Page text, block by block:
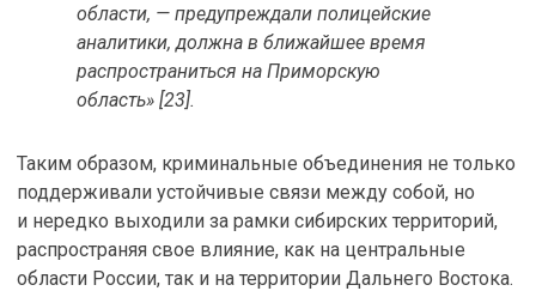
области, — предупреждали полицейские
аналитики, должна в ближайшее время
распространиться на Приморскую
область» [23].
Таким образом, криминальные объединения не только
поддерживали устойчивые связи между собой, но
и нередко выходили за рамки сибирских территорий,
распространяя свое влияние, как на центральные
области России, так и на территории Дальнего Востока.